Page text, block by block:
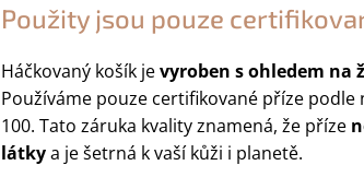
Použity jsou pouze
Háčkovaný košík jevyroben s ohledem na
Používáme pouze certifikované příze podle
100. Tato záruka kvality znamená, že příze
látkya je šetrná k vaší kůži i planetě.